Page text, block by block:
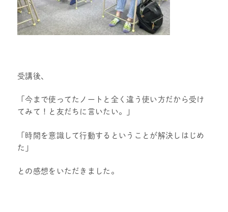
受講後、
「今まで使ってたノートと全く違う使い方だから受け
てみて！と友だちに言いたい。」
「時間を意識して行動するということが解決しはじめ
た」
との感想をいただきました。